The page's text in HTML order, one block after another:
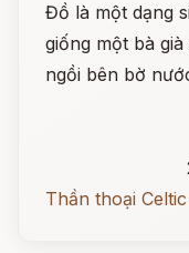
Đồ là một dạng
giống một bà
ngồi bên bờ
Thần thoại